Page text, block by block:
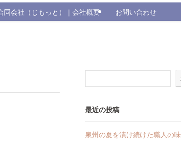
同会社（じもっと）｜会社概要 お問い合わせ
最近の投稿
泉州の夏を漬け続けた職人の